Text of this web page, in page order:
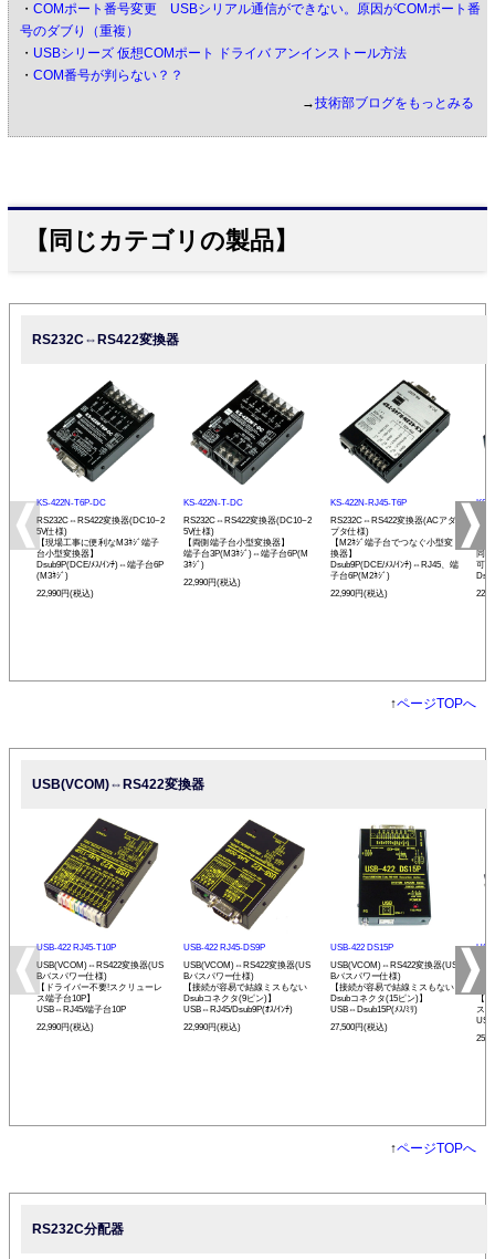
・ COMポート番号変更 USBシリアル通信ができない。原因がCOMポート番
号のダブり（重複）
・ USBシリーズ 仮想COMポート ドライバ アンインストール方法
・ COM番号が判らない？？
→技術部ブログをもっとみる
【同じカテゴリの製品】
RS232C⇔RS422変換器
KS-422N-T6P-DC
RS232C⇔RS422変換器(DC10~2
5V仕様)
【現場工事に便利なM3ﾈｼﾞ端子
台小型変換器】
Dsub9P(DCE/ﾒｽ/ｲﾝﾁ)⇔端子台6P
(M3ﾈｼﾞ)
22,990円(税込)
KS-422N-T-DC
RS232C⇔RS422変換器(DC10~2
5V仕様)
【両側端子台小型変換器】
端子台3P(M3ﾈｼﾞ)⇔端子台6P(M
3ﾈｼﾞ)
22,990円(税込)
KS-422N-RJ45-T6P
RS232C⇔RS422変換器(ACアダ
プタ仕様)
【M2ﾈｼﾞ端子台でつなぐ小型変
換器】
Dsub9P(DCE/ﾒｽ/ｲﾝﾁ)⇔RJ45、端
子台6P(M2ﾈｼﾞ)
22,990円(税込)
KS-
プ
同
可
↑ページTOPへ
USB(VCOM)⇔RS422変換器
USB-422 RJ45-T10P
USB(VCOM)⇔RS422変換器(US
Bバスパワー仕様)
【ドライバー不要!スクリューレ
ス端子台10P】
USB⇔RJ45/端子台10P
22,990円(税込)
USB-422 RJ45-DS9P
USB(VCOM)⇔RS422変換器(US
Bバスパワー仕様)
【接続が容易で結線ミスもない
Dsubコネクタ(9ピン)】
USB⇔RJ45/Dsub9P(ｵｽ/ｲﾝﾁ)
22,990円(税込)
USB-422 DS15P
USB(VCOM)⇔RS422変換器(US
Bバスパワー仕様)
【接続が容易で結線ミスもない
Dsubコネクタ(15ピン)】
USB⇔Dsub15P(ﾒｽ/ﾐﾘ)
27,500円(税込)
Bバ
【
ス
↑ページTOPへ
RS232C分配器